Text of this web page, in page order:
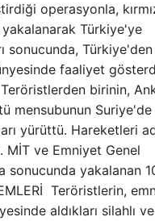
operasyonla,
yakalanarak Türkiye'ye
sonucunda, Türkiye'den
faaliyet
birinin,
mensubunun Suriye'de
yürüttü. Hareketleri
ve Emniyet Genel
sonucunda yakalanan
Teröristlerin,
aldıkları silahlı